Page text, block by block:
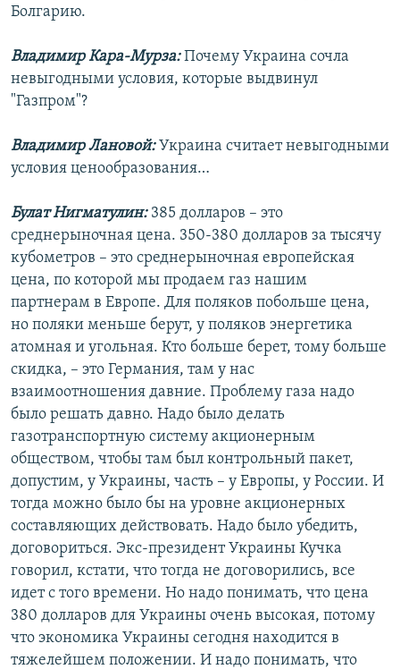
Болгарию.
Владимир Кара-Мурза:Почему Украина сочла
невыгодными условия, которые выдвинул
"Газпром"?
Владимир Лановой:Украина считает невыгодными
условия ценообразования…
Булат Нигматулин:385 долларов – это
среднерыночная цена. 350-380 долларов за тысячу
кубометров – это среднерыночная европейская
цена, по которой мы продаем газ нашим
партнерам в Европе. Для поляков побольше цена,
но поляки меньше берут, у поляков энергетика
атомная и угольная. Кто больше берет, тому больше
скидка, – это Германия, там у нас
взаимоотношения давние. Проблему газа надо
было решать давно. Надо было делать
газотранспортную систему акционерным
обществом, чтобы там был контрольный пакет,
допустим, у Украины, часть – у Европы, у России. И
тогда можно было бы на уровне акционерных
составляющих действовать. Надо было убедить,
договориться. Экс-президент Украины Кучка
говорил, кстати, что тогда не договорились, все
идет с того времени. Но надо понимать, что цена
380 долларов для Украины очень высокая, потому
что экономика Украины сегодня находится в
тяжелейшем положении. И надо понимать, что